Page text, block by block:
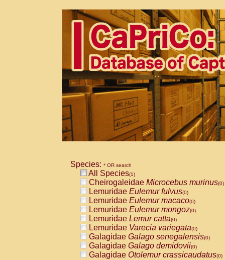
Species: * OR search
All Species(1)
Cheirogaleidae Microcebus murinus(0)
Lemuridae Eulemur fulvus(0)
Lemuridae Eulemur macaco(0)
Lemuridae Eulemur mongoz(0)
Lemuridae Lemur catta(0)
Lemuridae Varecia variegata(0)
Galagidae Galago senegalensis(0)
Galagidae Galago demidovii(0)
Galagidae Otolemur crassicaudatus(0)